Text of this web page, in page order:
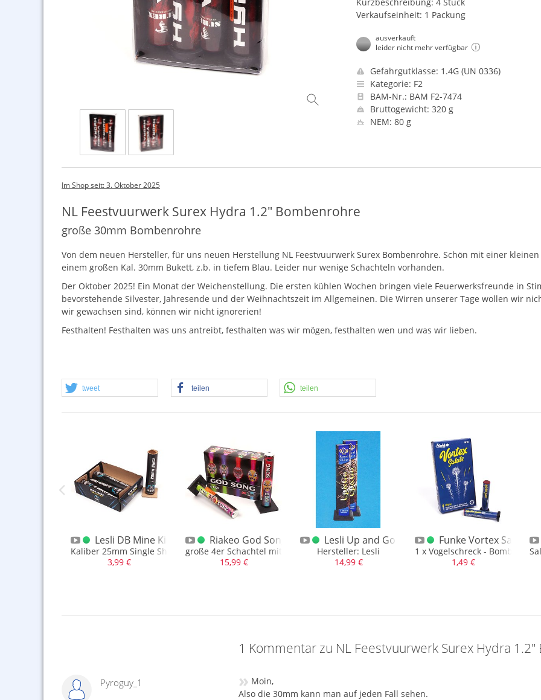
Verkaufseinheit: 1 Packung
ausverkauft
leider nicht mehr verfügbar
Gefahrgutklasse: 1.4G (UN 0336)
Kategorie: F2
BAM-Nr.: BAM F2-7474
Bruttogewicht: 320 g
NEM: 80 g
Im Shop seit: 3. Oktober 2025
NL Feestvuurwerk Surex Hydra 1.2" Bombenrohre
große 30mm Bombenrohre
Von dem neuen Hersteller, für uns neuen Herstellung NL Feestvuurwerk Surex Bombenrohre. Schön mit einer
einem großen Kal. 30mm Bukett, z.b. in tiefem Blau. Leider nur wenige Schachteln vorhanden.
Der Oktober 2025! Ein Monat der Weichenstellung. Die ersten kühlen Wochen bringen viele Feuerwerksfreunde in
bevorstehende Silvester, Jahresende und der Weihnachtszeit im Allgemeinen. Die Wirren unserer Tage wollen wir
wir gewachsen sind, können wir nicht ignorerien!
Festhalten! Festhalten was uns antreibt, festhalten was wir mögen, festhalten wen und was wir lieben.
tweet teilen teilen
3 große Feuervögel altLesli DB Mine Kingz Bombenrohre 4er
Kaliber 25mm Single Shot
3,99 €
Riakeo God Song Bombenrohre XXL Kal. 30mm 4er
große 4er Schachtel mit erstklassigen Kal. 30mm Rohren
15,99 €
Lesli Up and Go / Skywalk 2-er Bombenrohre
Hersteller: Lesli
14,99 €
Funke Vortex Saluts
1 x Vogelschreck -
1,49 €
1 Kommentar zu NL Feestvuurwerk Surex Hydra
Pyroguy_1 » Moin,
Also die 30mm kann man auf jeden Fall sehen.